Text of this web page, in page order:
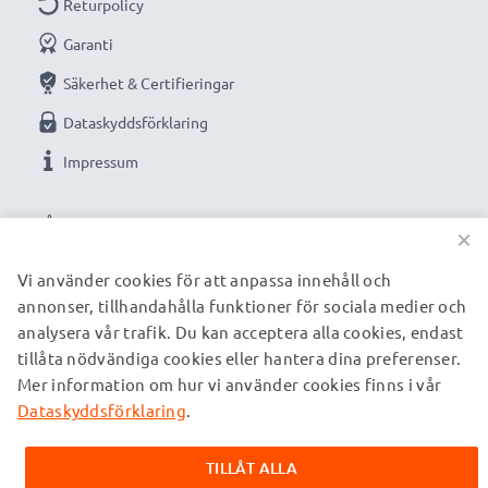
trygg strömkälla.
★3 års garanti ★
Vi grundades år 2004 och är en internationell
specialist som endast erbjuder kvalitetsprodukter.
VÅRA BETALNINGSALTERNATIV
Returpolicy
Garanti
Säkerhet & Certifieringar
Dataskyddsförklaring
Impressum
VÅRA FRAKTPARTNERS
© subtel.se 2026
Alla priser är inklusive moms och exklusive fraktkostnader.
varumärken tillhörande deras ägare och anges på våra
webbsidor enbart för att ge information om våra produkter.
×
Vi använder cookies för att anpassa innehåll och
annonser, tillhandahålla funktioner för sociala medier och
analysera vår trafik. Du kan acceptera alla cookies, endast
tillåta nödvändiga cookies eller hantera dina preferenser.
Mer information om hur vi använder cookies finns i vår
Dataskyddsförklaring.
TILLÅT ALLA